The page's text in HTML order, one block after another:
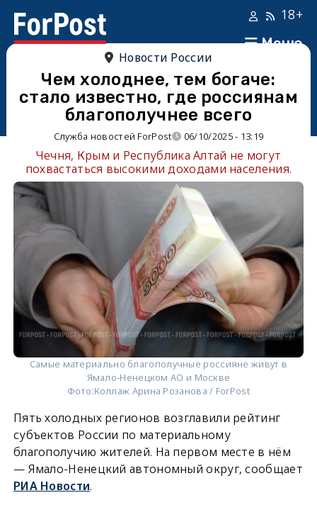
Меню
18+
Новости России
Чем холоднее, тем богаче:
стало известно, где россиянам
благополучнее всего
Служба новостей ForPost 06/10/2025 - 13:19
Чечня, Крым и Республика Алтай не могут
похвастаться высокими доходами населения.
Самые материально благополучные россияне живут в
Ямало-Ненецком АО и Москве
Фото:Коллаж Арина Розанова / ForPost
Пять холодных регионов возглавили рейтинг
субъектов России по материальному
благополучию жителей. На первом месте в нём
— Ямало-Ненецкий автономный округ, сообщает
РИА Новости.